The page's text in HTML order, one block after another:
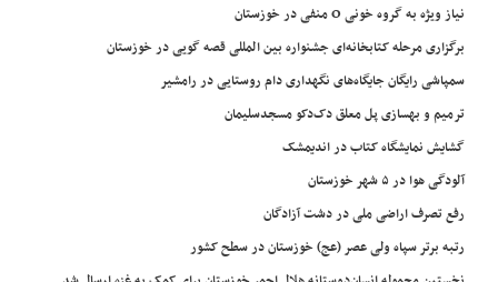
نیاز ویژه به گروه خونی O منفی در خوزستان
برگزاری مرحله کتابخانه‌ای جشنواره بین المللی قصه گویی در خوزستان
سمپاشی رایگان جایگاه‌های نگهداری دام روستایی در رامشیر
ترمیم و بهسازی پل معلق دک‌دکو مسجدسلیمان
گشایش نمایشگاه کتاب در اندیمشک
آلودگی هوا در ۵ شهر خوزستان
رفع تصرف اراضی ملی در دشت آزادگان
رتبه برتر سپاه ولی عصر (عج) خوزستان در سطح کشور